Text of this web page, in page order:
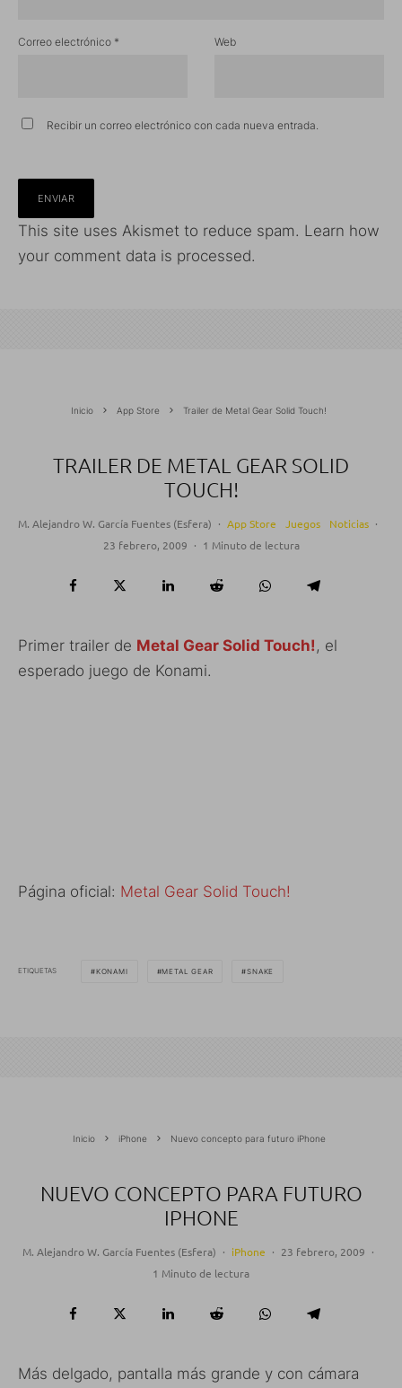
Correo electrónico * Web
Recibir un correo electrónico con cada nueva entrada.
This site uses Akismet to reduce spam. Learn how
your comment data is processed.
Inicio App Store Trailer de Metal Gear Solid Touch!
TRAILER DE METAL GEAR SOLID
TOUCH!
M. Alejandro W. García Fuentes (Esfera) · App Store Juegos Noticias ·
23 febrero, 2009 · 1 Minuto de lectura
Primer trailer de Metal Gear Solid Touch! , el
esperado juego de Konami.
Página oficial: Metal Gear Solid Touch!
ETIQUETAS KONAMI METAL GEAR SNAKE
Inicio iPhone Nuevo concepto para futuro iPhone
NUEVO CONCEPTO PARA FUTURO
IPHONE
M. Alejandro W. García Fuentes (Esfera) · iPhone · 23 febrero, 2009 ·
1 Minuto de lectura
Más delgado, pantalla más grande y con cámara